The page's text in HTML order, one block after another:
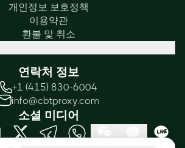
개인정보 보호정책
이용약관
환불 및 취소
연락처 정보
+1 (415) 830-6004
info@cbtproxy.com
소셜 미디어